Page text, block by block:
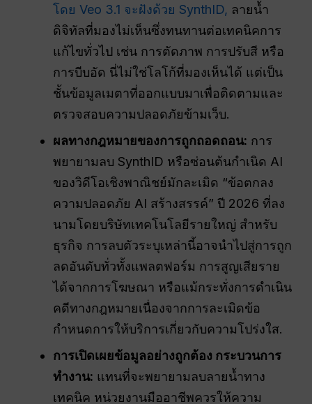
โดย Veo 3.1 จะฝังด้วย SynthID, ลายน้ำ
ดิจิทัลที่มองไม่เห็นซึ่งทนทานต่อเทคนิคการ
แก้ไขทั่วไป เช่น การตัดภาพ การปรับสี หรือ
การบีบอัด นี่ไม่ใช่โลโก้ที่มองเห็นได้ แต่เป็น
ชั้นข้อมูลเมตาที่ออกแบบมาเพื่อติดตามและ
ตรวจสอบความปลอดภัยข้ามเว็บ.
ผลทางกฎหมายของการถูกถอดถอน: การ
พยายามลบ SynthID หรือซ่อนต้นกำเนิด AI
ของวิดีโอเชิงพาณิชย์มักละเมิด “ข้อตกลง
ความปลอดภัย AI สร้างสรรค์” ปี 2026 ที่ลง
นามโดยบริษัทเทคโนโลยีรายใหญ่ สำหรับ
ธุรกิจ การลบตัวระบุเหล่านี้อาจนำไปสู่การถูก
ลดอันดับทั่วทั้งแพลตฟอร์ม การสูญเสียราย
ได้จากการโฆษณา หรือแม้กระทั่งการดำเนิน
คดีทางกฎหมายเนื่องจากการละเมิดข้อ
กำหนดการให้บริการเกี่ยวกับความโปร่งใส.
การเปิดเผยข้อมูลอย่างถูกต้อง กระบวนการ
ทำงาน: แทนที่จะพยายามลบลายน้ำทาง
เทคนิค หน่วยงานมืออาชีพควรให้ความ